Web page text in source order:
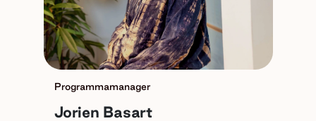
Programmamanager
Jorien Basart